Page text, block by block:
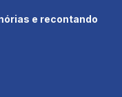
e recontando